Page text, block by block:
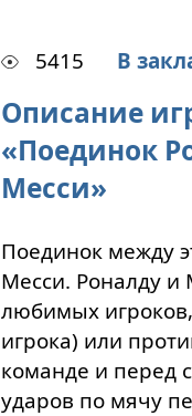
5415 В
Описание
«Поединок
Месси»
Поединок между
Месси. Роналду и
любимых
игрока) или
команде и перед
ударов по мячу